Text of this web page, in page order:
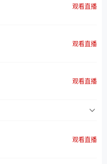
观看直播
观看直播
观看直播
观看直播